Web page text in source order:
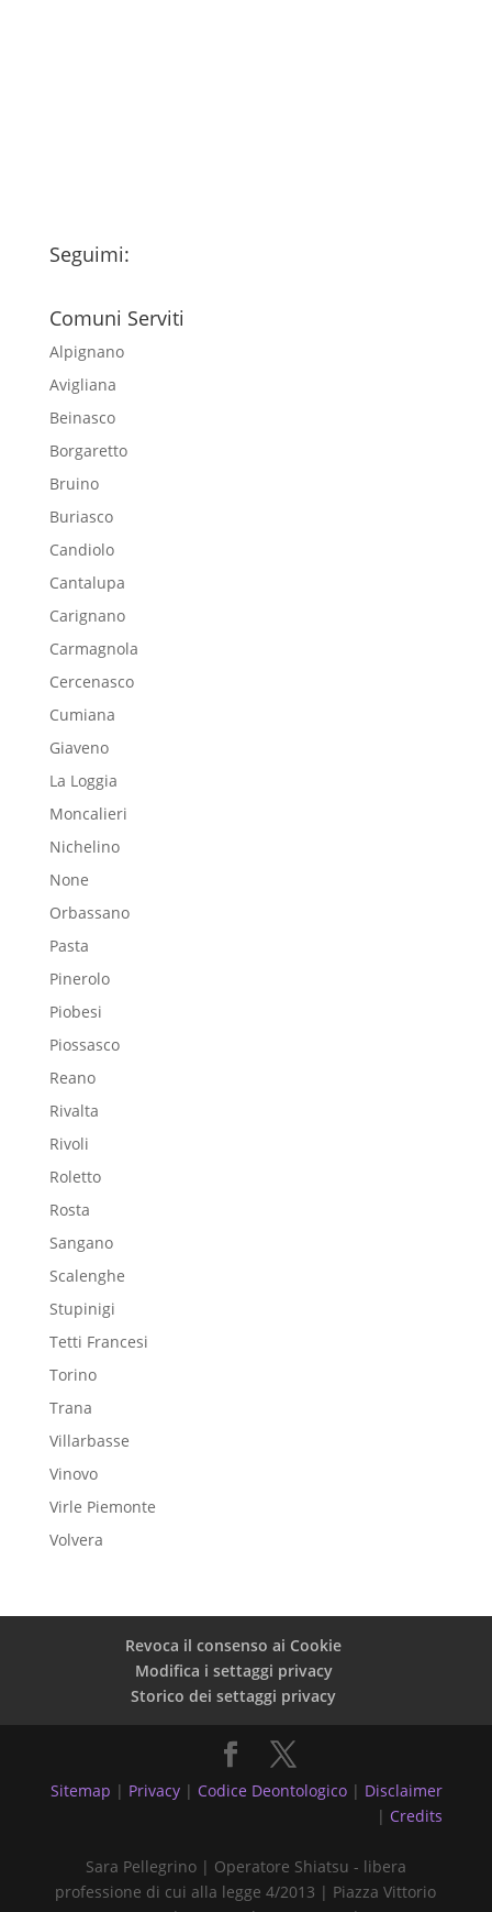
Seguimi:
Comuni Serviti
Alpignano
Avigliana
Beinasco
Borgaretto
Bruino
Buriasco
Candiolo
Cantalupa
Carignano
Carmagnola
Cercenasco
Cumiana
Giaveno
La Loggia
Moncalieri
Nichelino
None
Orbassano
Pasta
Pinerolo
Piobesi
Piossasco
Reano
Rivalta
Rivoli
Roletto
Rosta
Sangano
Scalenghe
Stupinigi
Tetti Francesi
Torino
Trana
Villarbasse
Vinovo
Virle Piemonte
Volvera
Revoca il consenso ai Cookie
Modifica i settaggi privacy
Storico dei settaggi privacy
Sitemap | Privacy | Codice Deontologico | Disclaimer
| Credits
Sara Pellegrino | Operatore Shiatsu - libera
professione di cui alla legge 4/2013 | Piazza Vittorio